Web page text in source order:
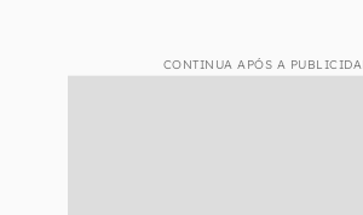
CONTINUA APÓS A